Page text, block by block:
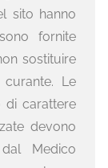
sito hanno
fornite
sostituire
Le
di carattere
devono
Medico